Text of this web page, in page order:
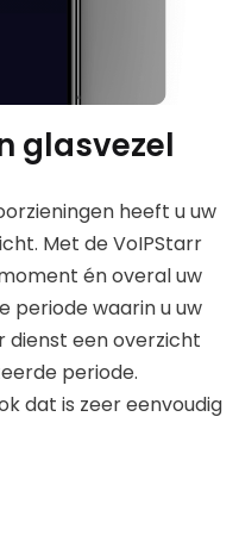
glasvezel
heeft u uw
Met de VoIPStarr
én overal uw
periode waarin u uw
dienst een overzicht
periode.
dat is zeer eenvoudig